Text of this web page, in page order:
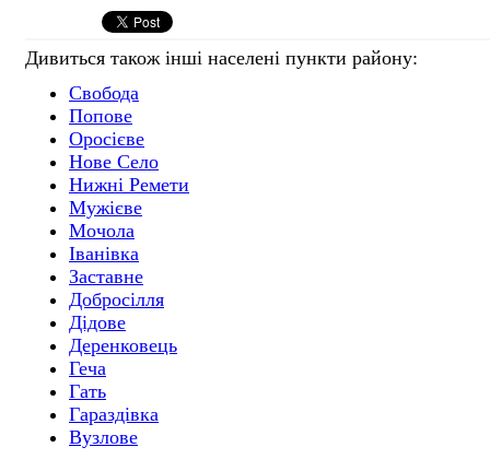
Дивиться також інші населені пункти району:
Свобода
Попове
Оросієве
Нове Село
Нижні Ремети
Мужієве
Мочола
Іванівка
Заставне
Добросілля
Дідове
Деренковець
Геча
Гать
Гараздівка
Вузлове